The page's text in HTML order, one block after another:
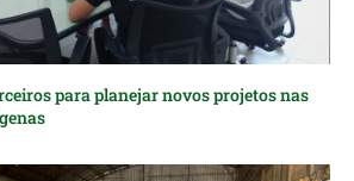
para planejar novos projetos nas